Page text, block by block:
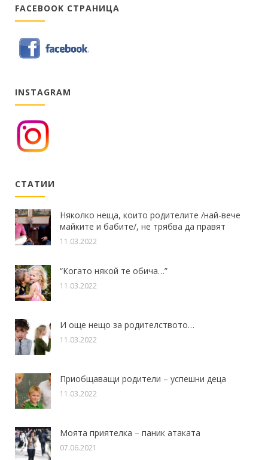
FACEBOOK СТРАНИЦА
INSTAGRAM
СТАТИИ
Няколко неща, които родителите /най-вече
майките и бабите/, не трябва да правят
11.03.2022
“Когато някой те обича…”
11.03.2022
И още нещо за родителството…
11.03.2022
Приобщаващи родители – успешни деца
11.03.2022
Моята приятелка – паник атаката
07.06.2021